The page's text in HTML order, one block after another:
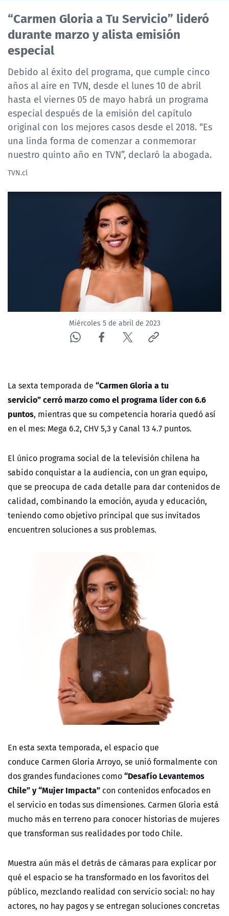
ACTUALIDAD Y TENDENCIAS
CORPORATIVO Y TRANSPARENCIA
CANAL DE DENUNCIAS
ÁREA DE PROYECTOS
“Carmen Gloria a Tu Servicio” lideró
durante marzo y alista emisión
especial
Debido al éxito del programa, que cumple cinco
años al aire en TVN, desde el lunes 10 de abril
hasta el viernes 05 de mayo habrá un programa
especial después de la emisión del capítulo
original con los mejores casos desde el 2018. “Es
una linda forma de comenzar a conmemorar
nuestro quinto año en TVN”, declaró la abogada.
TVN.cl
Miércoles 5 de abril de 2023
La sexta temporada de “Carmen Gloria a tu
servicio” cerró marzo como el programa líder con 6.6
puntos, mientras que su competencia horaria quedó así
en el mes: Mega 6.2, CHV 5,3 y Canal 13 4.7 puntos.
El único programa social de la televisión chilena ha
sabido conquistar a la audiencia, con un gran equipo,
que se preocupa de cada detalle para dar contenidos de
calidad, combinando la emoción, ayuda y educación,
teniendo como objetivo principal que sus invitados
encuentren soluciones a sus problemas.
En esta sexta temporada, el espacio que
conduce Carmen Gloria Arroyo, se unió formalmente con
dos grandes fundaciones como“Desafío Levantemos
Chile” y “Mujer Impacta” con contenidos enfocados en
el servicio en todas sus dimensiones. Carmen Gloria está
mucho más en terreno para conocer historias de mujeres
que transforman sus realidades por todo Chile.
Muestra aún más el detrás de cámaras para explicar por
qué el espacio se ha transformado en los favoritos del
público, mezclando realidad con servicio social: no hay
actores, no hay pagos y se entregan soluciones concretas